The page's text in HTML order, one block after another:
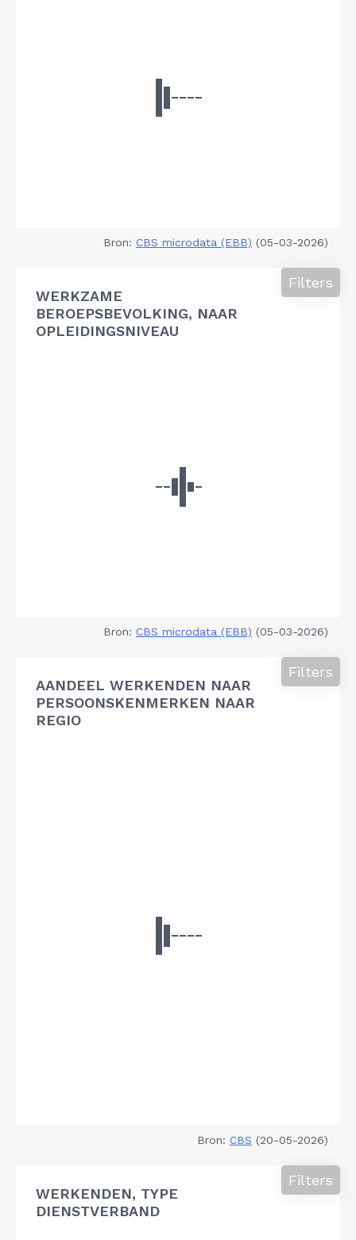
Bron: CBS microdata (EBB) (05-03-2026)
WERKZAME
BEROEPSBEVOLKING, NAAR
OPLEIDINGSNIVEAU
Filters
Bron: CBS microdata (EBB) (05-03-2026)
AANDEEL WERKENDEN NAAR
PERSOONSKENMERKEN NAAR
REGIO
Filters
Bron: CBS (20-05-2026)
WERKENDEN, TYPE
DIENSTVERBAND
Filters